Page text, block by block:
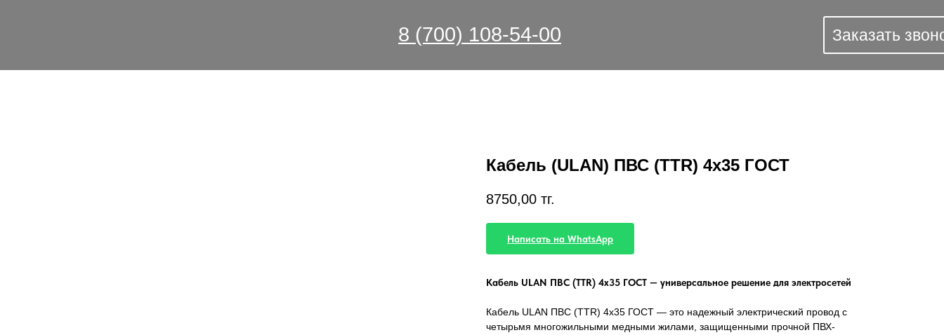
8 (700) 108-54-00 Заказать
Кабель (ULAN) ПВС (TTR) 4х35 ГОСТ
8750,00 тг.
Написать на WhatsApp
Кабель ULAN ПВС (TTR) 4х35 ГОСТ — универсальное решение для электросетей
Кабель ULAN ПВС (TTR) 4х35 ГОСТ — это надежный электрический провод с
четырьмя многожильными медными жилами, защищенными прочной ПВХ-